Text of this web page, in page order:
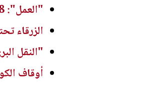
"العمل": 58 يوما تبقى من فترة قوننة وتوفيق أوضاع العمالة غير الأردنية المخالفة
الزرقاء
"النقل
أوقاف